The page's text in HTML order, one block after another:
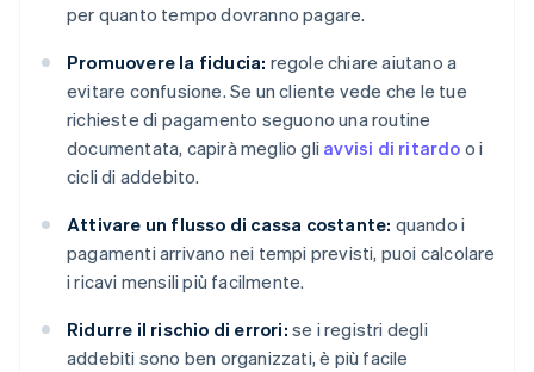
per quanto tempo dovranno pagare.
Promuovere la fiducia: regole chiare aiutano a
evitare confusione. Se un cliente vede che le tue
richieste di pagamento seguono una routine
documentata, capirà meglio gli avvisi di ritardo o i
cicli di addebito.
Attivare un flusso di cassa costante: quando i
pagamenti arrivano nei tempi previsti, puoi calcolare
i ricavi mensili più facilmente.
Ridurre il rischio di errori: se i registri degli
addebiti sono ben organizzati, è più facile